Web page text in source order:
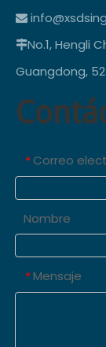

No.1, Hengli
Guangdong,
* Correo
Nombre
* Mensaje